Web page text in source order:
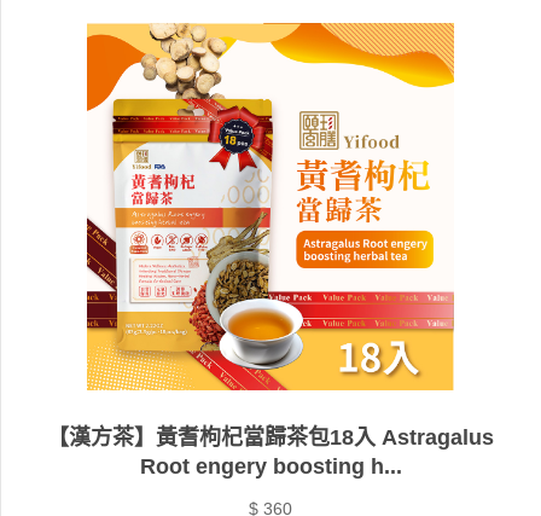
【漢方茶】黃耆枸杞當歸茶包18入 Astragalus
Root engery boosting h...
$ 360